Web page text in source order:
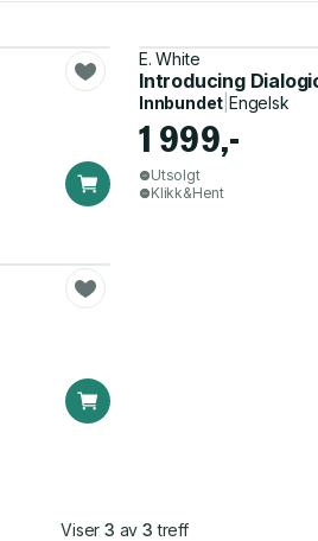
E. White
Introducing
Innbundet |Engelsk
1 999,-
Utsolgt
Klikk&Hent
Viser3 av 3 treff